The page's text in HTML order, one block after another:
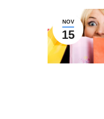
NOV
15